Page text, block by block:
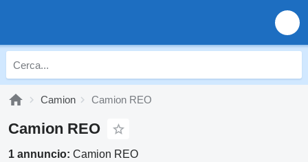
Camion Camion REO
Camion REO
1 annuncio: Camion REO